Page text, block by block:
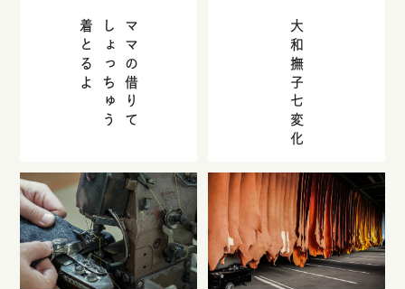
ママの借りて
しょっちゅう
着とるよ 大和撫子七変化